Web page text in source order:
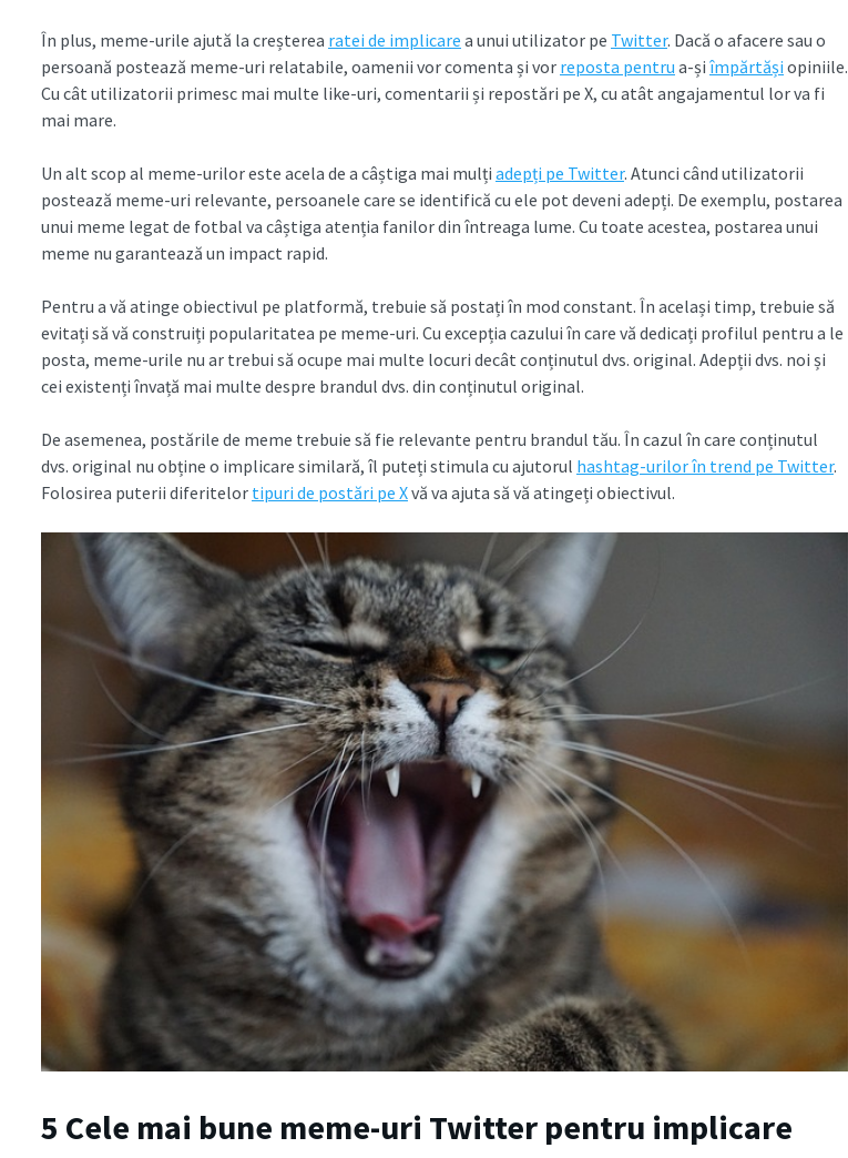
În plus, meme-urile ajută la creșterea ratei de implicare a unui utilizator pe Twitter. Dacă o afacere sau o
persoană postează meme-uri relatabile, oamenii vor comenta și vor reposta pentru a-și împărtăși opiniile.
Cu cât utilizatorii primesc mai multe like-uri, comentarii și repostări pe X, cu atât angajamentul lor va fi
mai mare.
Un alt scop al meme-urilor este acela de a câștiga mai mulți adepți pe Twitter. Atunci când utilizatorii
postează meme-uri relevante, persoanele care se identifică cu ele pot deveni adepți. De exemplu, postarea
unui meme legat de fotbal va câștiga atenția fanilor din întreaga lume. Cu toate acestea, postarea unui
meme nu garantează un impact rapid.
Pentru a vă atinge obiectivul pe platformă, trebuie să postați în mod constant. În același timp, trebuie să
evitați să vă construiți popularitatea pe meme-uri. Cu excepția cazului în care vă dedicați profilul pentru a le
posta, meme-urile nu ar trebui să ocupe mai multe locuri decât conținutul dvs. original. Adepții dvs. noi și
cei existenți învață mai multe despre brandul dvs. din conținutul original.
De asemenea, postările de meme trebuie să fie relevante pentru brandul tău. În cazul în care conținutul
dvs. original nu obține o implicare similară, îl puteți stimula cu ajutorul hashtag-urilor în trend pe Twitter.
Folosirea puterii diferitelor tipuri de postări pe Xvă va ajuta să vă atingeți obiectivul.
5 Cele mai bune meme-uri Twitter pentru implicare